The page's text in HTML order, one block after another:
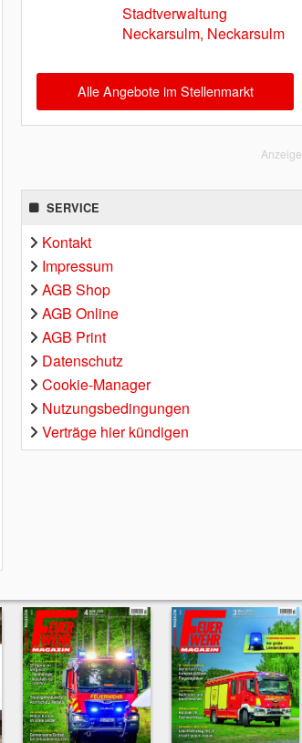
Stadtverwaltung
Neckarsulm, Neckarsulm
Alle Angebote im Stellenmarkt
Anzeige
SERVICE
Kontakt
Impressum
AGB Shop
AGB Online
AGB Print
Datenschutz
Cookie-Manager
Nutzungsbedingungen
Verträge hier kündigen